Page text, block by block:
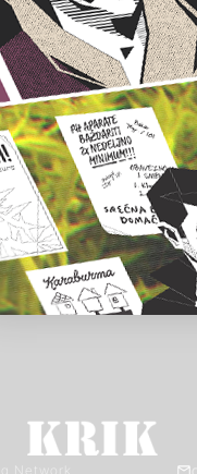
Network